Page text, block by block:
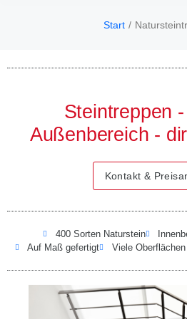
Sie befinden
Start
Steintreppen
Außenbereich -
Kontakt &
400 Sorten Naturstein
Auf Maß gefertigt
Viele